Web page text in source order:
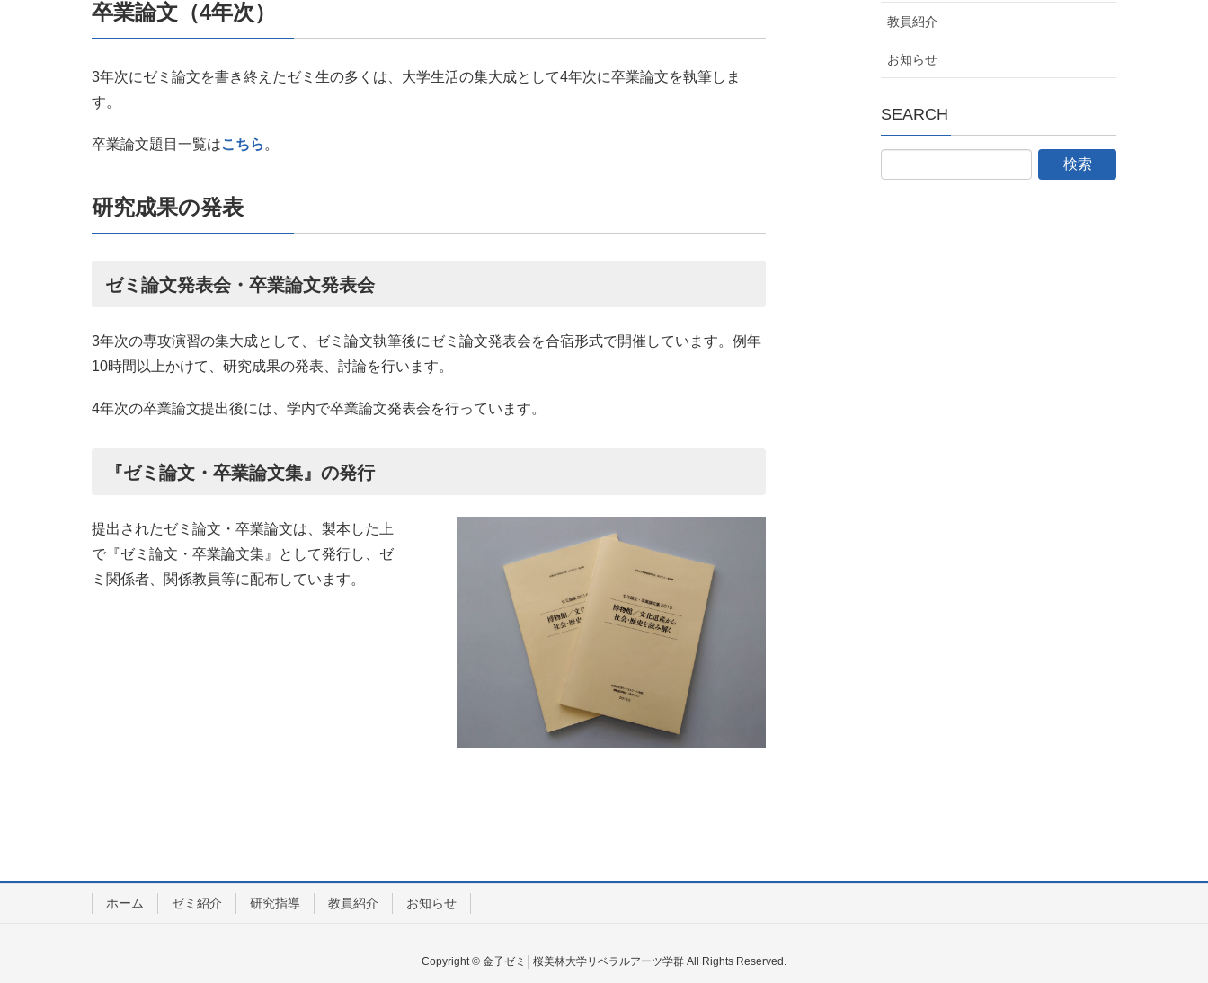
卒業論文（4年次）
3年次にゼミ論文を書き終えたゼミ生の多くは、大学生活の集大成として4年次に卒業論文を執筆しま
す。
卒業論文題目一覧はこちら 。
研究成果の発表
ゼミ論文発表会・卒業論文発表会
3年次の専攻演習の集大成として、ゼミ論文執筆後にゼミ論文発表会を合宿形式で開催しています。例年
10時間以上かけて、研究成果の発表、討論を行います。
4年次の卒業論文提出後には、学内で卒業論文発表会を行っています。
『ゼミ論文・卒業論文集』の発行
提出されたゼミ論文・卒業論文は、製本した上
で『ゼミ論文・卒業論文集』として発行し、ゼ
ミ関係者、関係教員等に配布しています。
教員紹介
お知らせ
SEARCH
ホーム ゼミ紹介 研究指導 教員紹介 お知らせ
Copyright © 金子ゼミ│桜美林大学リベラルアーツ学群 All Rights Reserved.